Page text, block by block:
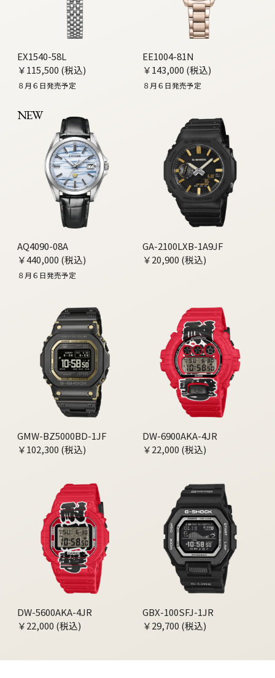
EX1540-58L
￥115,500 (税込)
８月６日発売予定
EE1004-81N
￥143,000 (税込)
８月６日発売予定
NEW
AQ4090-08A
￥440,000 (税込)
８月６日発売予定
GA-2100LXB-1A9JF
￥20,900 (税込)
GMW-BZ5000BD-1JF
￥102,300 (税込)
DW-6900AKA-4JR
￥22,000 (税込)
DW-5600AKA-4JR
￥22,000 (税込)
GBX-100SFJ-1JR
￥29,700 (税込)